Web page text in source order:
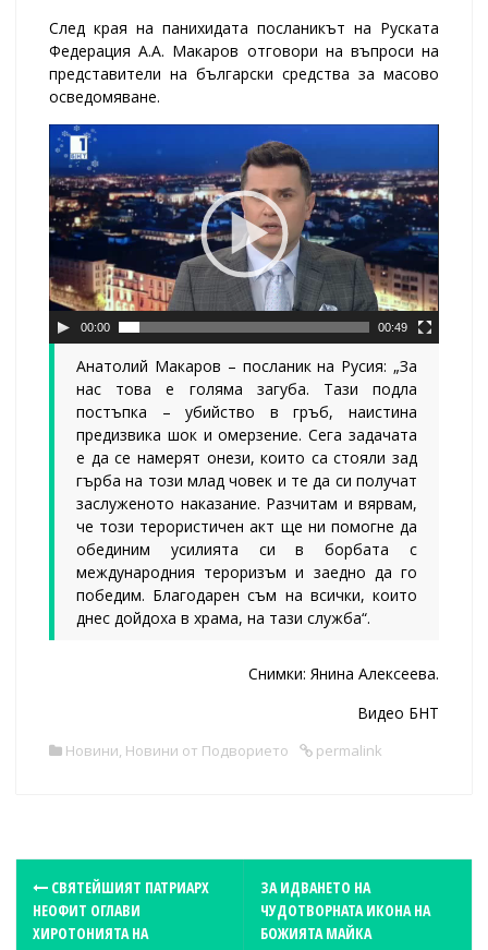
След края на панихидата посланикът на Руската
Федерация А.А. Макаров отговори на въпроси на
представители на български средства за масово
осведомяване.
00:00 00:49
Анатолий Макаров – посланик на Русия: „За
нас това е голяма загуба. Тази подла
постъпка – убийство в гръб, наистина
предизвика шок и омерзение. Сега задачата
е да се намерят онези, които са стояли зад
гърба на този млад човек и те да си получат
заслуженото наказание. Разчитам и вярвам,
че този терористичен акт ще ни помогне да
обединим усилията си в борбата с
международния тероризъм и заедно да го
победим. Благодарен съм на всички, които
днес дойдоха в храма, на тази служба“.
Снимки: Янина Алексеева.
Видео БНТ
Новини, Новини от Подворието permalink
СВЯТЕЙШИЯТ ПАТРИАРХ
НЕОФИТ ОГЛАВИ
ХИРОТОНИЯТА НА
ЗА ИДВАНЕТО НА
ЧУДОТВОРНАТА ИКОНА НА
БОЖИЯТА МАЙКА